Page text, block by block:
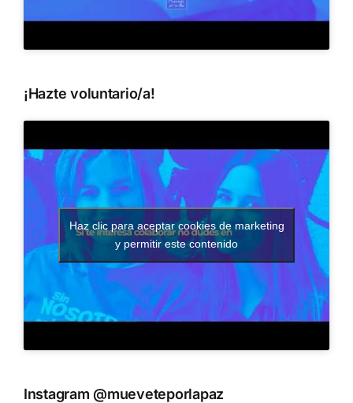
¡Hazte voluntario/a!
Haz clic para aceptar cookies de marketing
y permitir este contenido
Instagram @mueveteporlapaz